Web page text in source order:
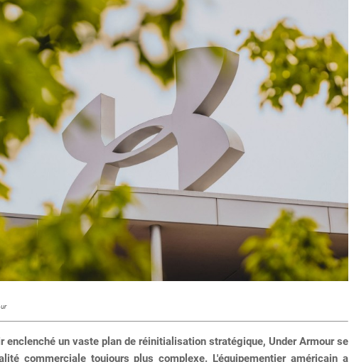
enclenché un vaste plan de réinitialisation stratégique, Under Armour se
commerciale toujours plus complexe. L'équipementier américain a